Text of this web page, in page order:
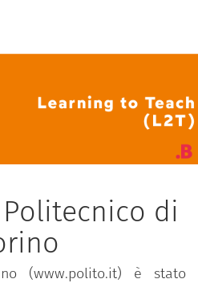
Politecnico di
(www.polito.it) è stato